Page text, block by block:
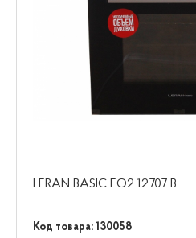
LERAN BASIC EO2 12707 B
Код товара: 130058